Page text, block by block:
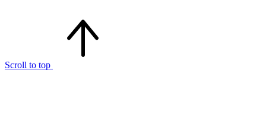
Scroll to top